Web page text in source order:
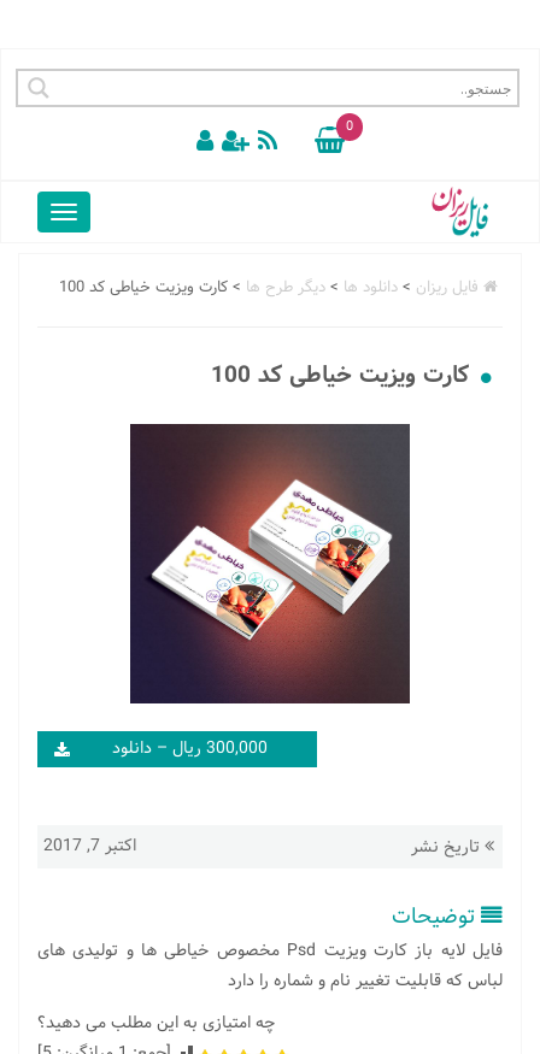
0
فایل ریزان >دانلود ها >دیگر طرح ها >کارت ویزیت خیاطی کد 100
کارت ویزیت خیاطی کد 100
300,000 ریال – دانلود
تاریخ نشر اکتبر 7, 2017
توضیحات
فایل لایه باز کارت ویزیت Psd مخصوص خیاطی ها و تولیدی های
لباس که قابلیت تغییر نام و شماره را دارد
چه امتیازی به این مطلب می دهید؟